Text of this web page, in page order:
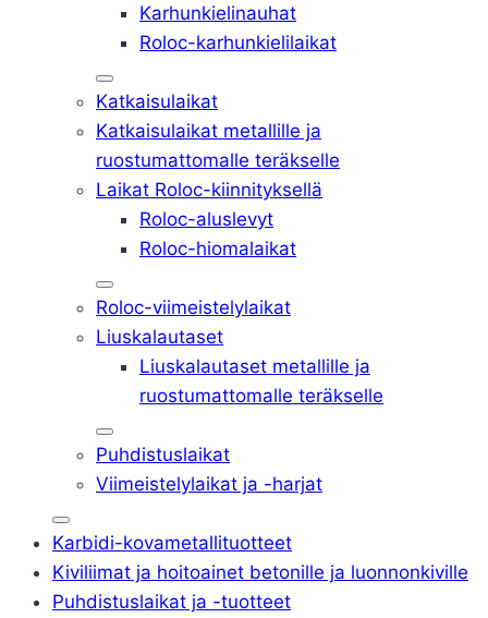
Karhunkielinauhat
Roloc-karhunkielilaikat
Katkaisulaikat
Katkaisulaikat metallille ja
ruostumattomalle teräkselle
Laikat Roloc-kiinnityksellä
Roloc-aluslevyt
Roloc-hiomalaikat
Roloc-viimeistelylaikat
Liuskalautaset
Liuskalautaset metallille ja
ruostumattomalle teräkselle
Puhdistuslaikat
Viimeistelylaikat ja -harjat
Karbidi-kovametallituotteet
Kiviliimat ja hoitoainet betonille ja luonnonkiville
Puhdistuslaikat ja -tuotteet